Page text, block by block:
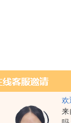
欢
来